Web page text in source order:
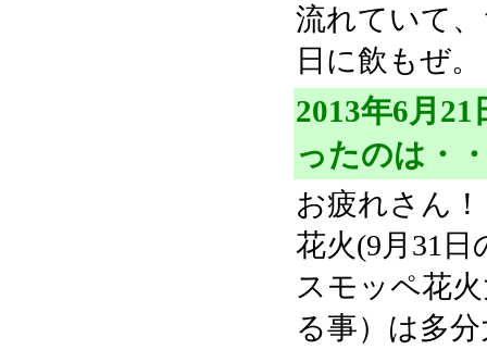
流れていて
日に飲もぜ。
2013年6月
ったのは・
お疲れさん！
花火(9月31日
スモッペ花
る事）は多